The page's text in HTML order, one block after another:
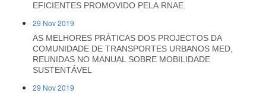
EFICIENTES PROMOVIDO PELA RNAE.
29 Nov 2019
AS MELHORES PRÁTICAS DOS PROJECTOS DA
COMUNIDADE DE TRANSPORTES URBANOS MED,
REUNIDAS NO MANUAL SOBRE MOBILIDADE
SUSTENTÁVEL
29 Nov 2019